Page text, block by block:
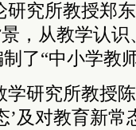
研究所教授郑
，从教学认
了“中小学教
学研究所教授
’及对教育新常